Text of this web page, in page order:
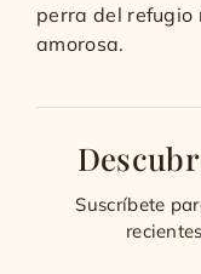
perra del refugio
amorosa.
Suscríbete